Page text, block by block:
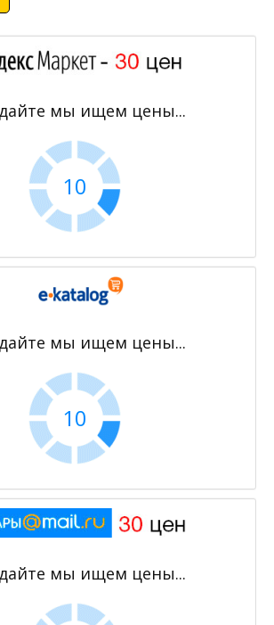
мы ищем цены...
10
мы ищем цены...
10
мы ищем цены...